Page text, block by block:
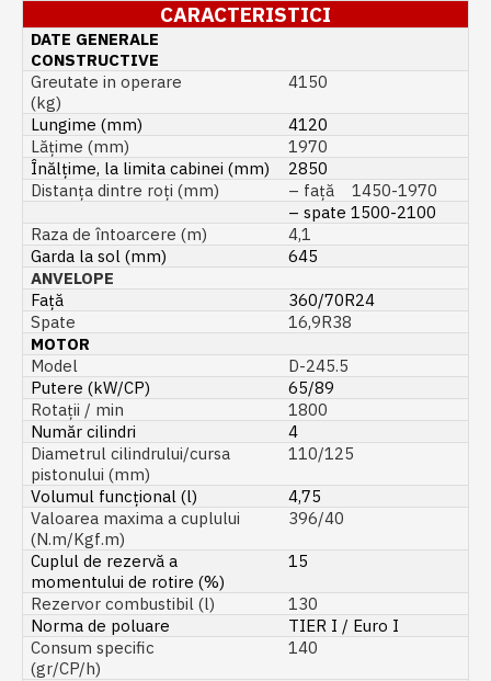
CARACTERISTICI
DATE GENERALE
CONSTRUCTIVE
Greutate in operare
(kg)
4150
Lungime (mm)
4120
Lățime (mm)
1970
Înălțime, la limita cabinei (mm)
2850
Distanța dintre roți (mm)
– față 1450-1970
– spate 1500-2100
Raza de întoarcere (m)
4,1
Garda la sol (mm)
645
ANVELOPE
Față
360/70R24
Spate
16,9R38
MOTOR
Model
D-245.5
Putere (kW/CP)
65/89
Rotații / min
1800
Număr cilindri
4
Diametrul cilindrului/cursa
pistonului (mm)
110/125
Volumul funcțional (l)
4,75
Valoarea maxima a cuplului
(N.m/Kgf.m)
396/40
Cuplul de rezervă a
momentului de rotire (%)
15
Rezervor combustibil (l)
130
Norma de poluare
TIER I / Euro I
Consum specific
(gr/CP/h)
140